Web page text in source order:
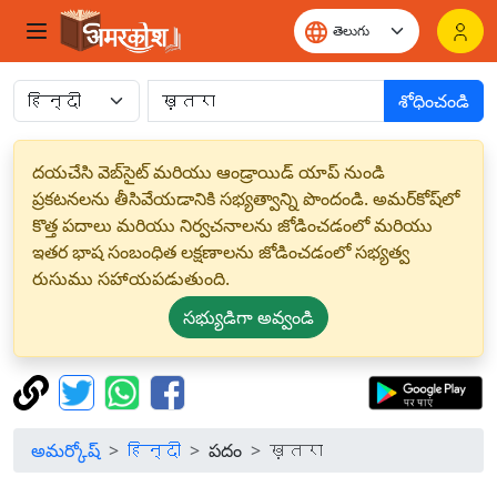
శోధించండి
దయచేసి వెబ్‌సైట్ మరియు ఆండ్రాయిడ్ యాప్ నుండి
ప్రకటనలను తీసివేయడానికి సభ్యత్వాన్ని పొందండి. అమర్‌కోష్‌లో
కొత్త పదాలు మరియు నిర్వచనాలను జోడించడంలో మరియు
ఇతర భాష సంబంధిత లక్షణాలను జోడించడంలో సభ్యత్వ
రుసుము సహాయపడుతుంది.
సభ్యుడిగా అవ్వండి
అమర్కోష్ हिन्दी పదం ख़तरा